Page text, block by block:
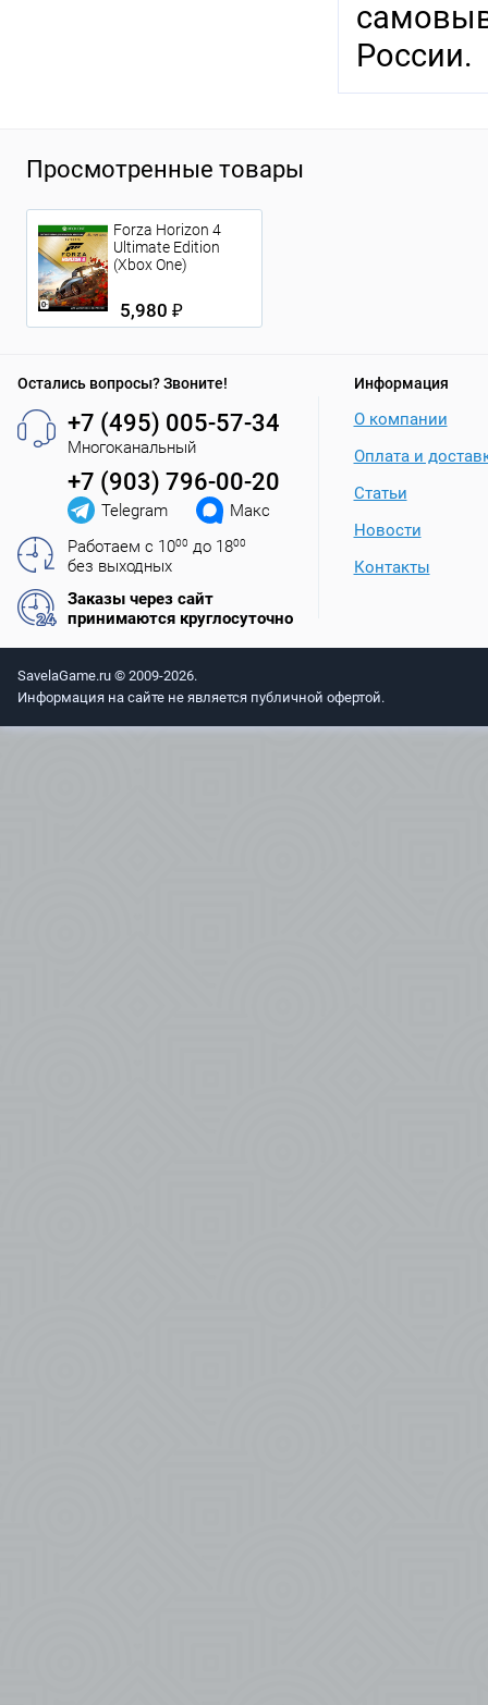
России.
Просмотренные товары
Forza Horizon 4
Ultimate Edition
(Xbox One)
5,980 ₽
Остались вопросы? Звоните!
+7 (495) 005-57-34
Многоканальный
+7 (903) 796-00-20
Telegram
Макс
Работаем с 1000 до 1800
без выходных
Заказы через сайт
принимаются круглосуточно
Информация
О компании
Оплата и
Статьи
Новости
Контакты
SavelaGame.ru © 2009-2026.
Информация на сайте не является публичной офертой.